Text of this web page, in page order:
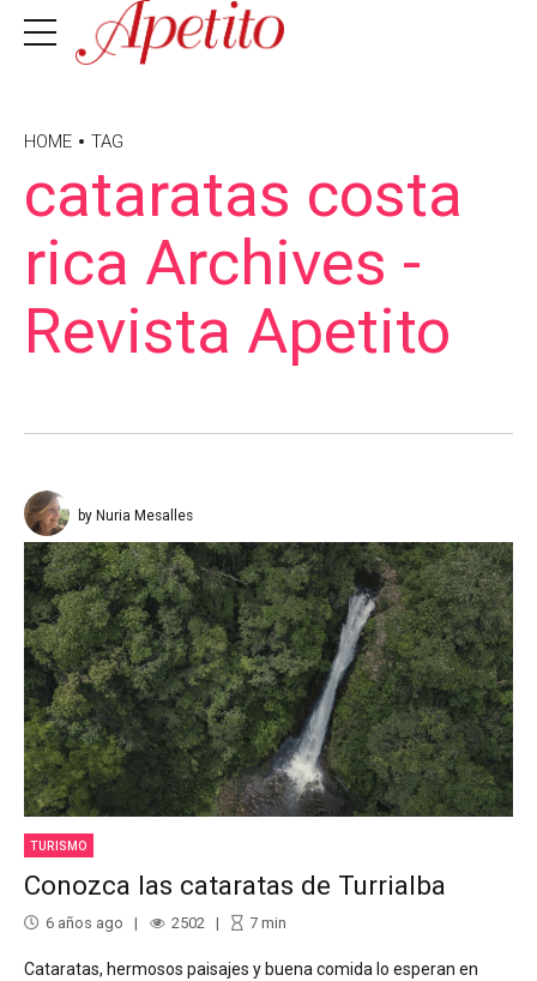
HOME TAG
cataratas costa
rica Archives -
Revista Apetito
by Nuria Mesalles
TURISMO
Conozca las cataratas de Turrialba
6 años ago 2502 7min
Cataratas, hermosos paisajes y buena comida lo esperan en